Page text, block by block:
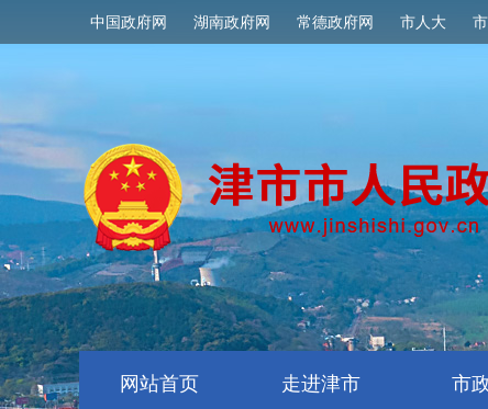
中国政府网 湖南政府网 常德政府网 市人大
网站首页 走进津市 市